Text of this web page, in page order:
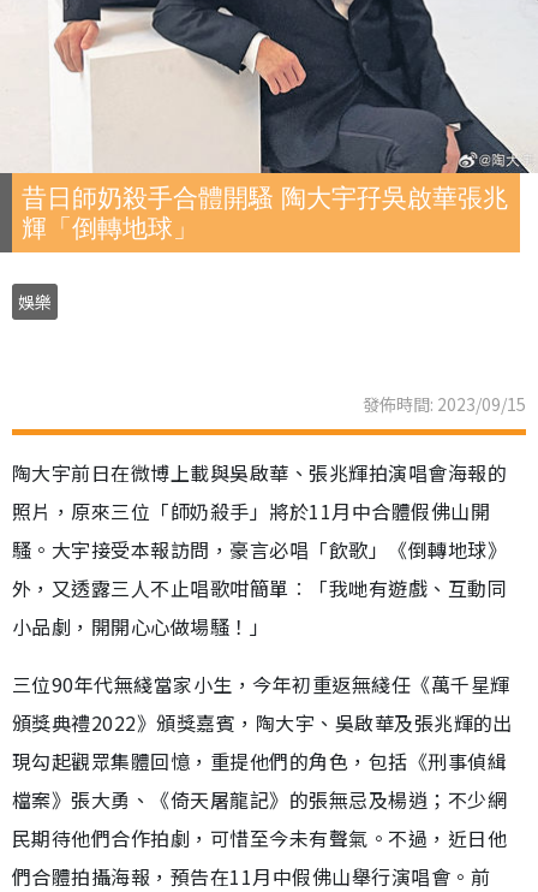
昔日師奶殺手合體開騷 陶大宇孖吳啟華張兆
輝「倒轉地球」
娛樂
發佈時間: 2023/09/15
陶大宇前日在微博上載與吳啟華、張兆輝拍演唱會海報的
照片，原來三位「師奶殺手」將於11月中合體假佛山開
騷。大宇接受本報訪問，豪言必唱「飲歌」《倒轉地球》
外，又透露三人不止唱歌咁簡單︰「我哋有遊戲、互動同
小品劇，開開心心做場騷！」
三位90年代無綫當家小生，今年初重返無綫任《萬千星輝
頒獎典禮2022》頒獎嘉賓，陶大宇、吳啟華及張兆輝的出
現勾起觀眾集體回憶，重提他們的角色，包括《刑事偵緝
檔案》張大勇、《倚天屠龍記》的張無忌及楊逍；不少網
民期待他們合作拍劇，可惜至今未有聲氣。不過，近日他
們合體拍攝海報，預告在11月中假佛山舉行演唱會。前